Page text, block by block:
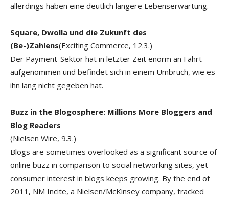
allerdings haben eine deutlich längere Lebenserwartung.
Square, Dwolla und die Zukunft des
(Be-)Zahlens(Exciting Commerce, 12.3.)
Der Payment-Sektor hat in letzter Zeit enorm an Fahrt
aufgenommen und befindet sich in einem Umbruch, wie es
ihn lang nicht gegeben hat.
Buzz in the Blogosphere: Millions More Bloggers and
Blog Readers
(Nielsen Wire, 9.3.)
Blogs are sometimes overlooked as a significant source of
online buzz in comparison to social networking sites, yet
consumer interest in blogs keeps growing. By the end of
2011, NM Incite, a Nielsen/McKinsey company, tracked